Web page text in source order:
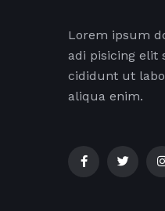
Lorem ipsum
adi pisicing elit
cididunt ut
aliqua enim.